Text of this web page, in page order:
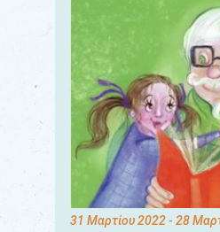
31 Μαρτίου 2022- 28